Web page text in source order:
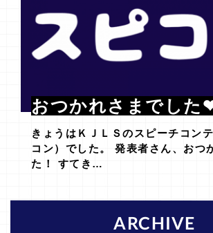
おつかれさまでした
きょうはＫＪＬＳのスピーチコン
コン）でした。 発表者さん、おつ
た！ すてき…
ARCHIVE